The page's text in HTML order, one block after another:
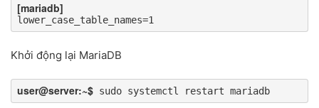
[mariadb]
lower_case_table_names=1
Khởi động lại MariaDB
user@server:~$ sudo systemctl restart mariadb